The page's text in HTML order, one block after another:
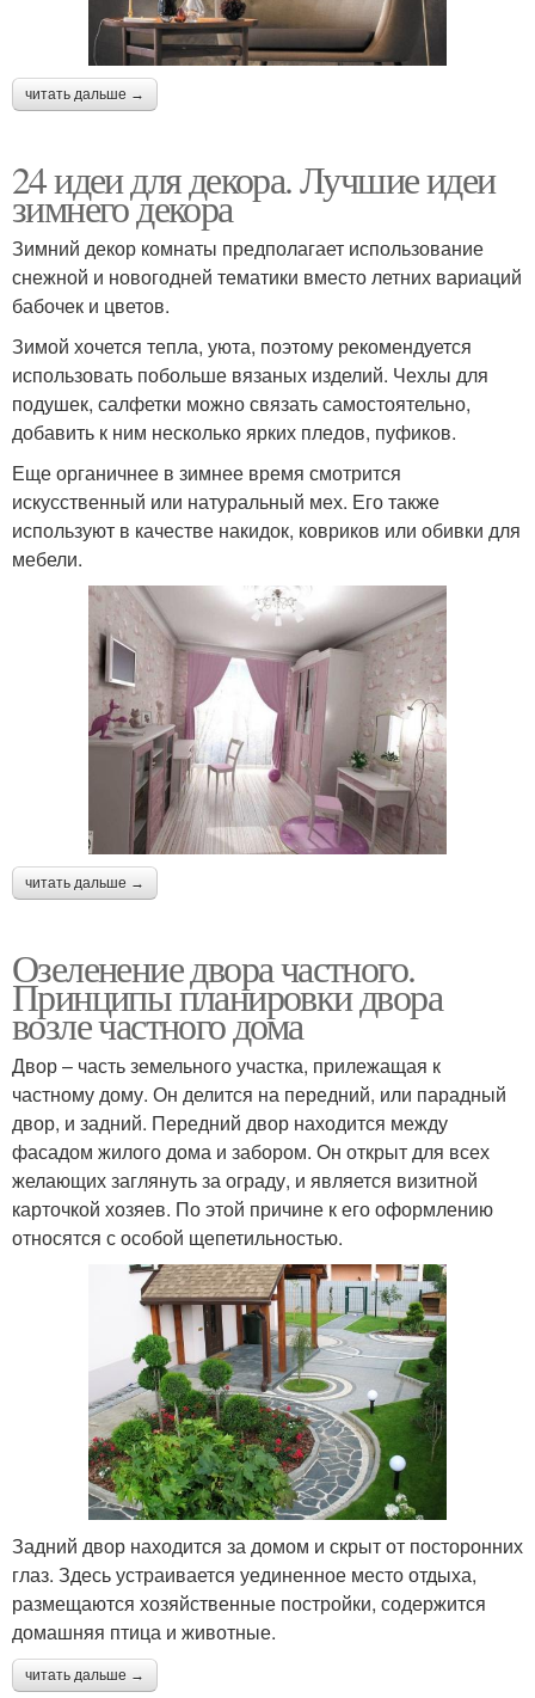
читать дальше →
24 идеи для декора. Лучшие идеи
зимнего декора
Зимний декор комнаты предполагает использование
снежной и новогодней тематики вместо летних вариаций
бабочек и цветов.
Зимой хочется тепла, уюта, поэтому рекомендуется
использовать побольше вязаных изделий. Чехлы для
подушек, салфетки можно связать самостоятельно,
добавить к ним несколько ярких пледов, пуфиков.
Еще органичнее в зимнее время смотрится
искусственный или натуральный мех. Его также
используют в качестве накидок, ковриков или обивки для
мебели.
читать дальше →
Озеленение двора частного.
Принципы планировки двора
возле частного дома
Двор – часть земельного участка, прилежащая к
частному дому. Он делится на передний, или парадный
двор, и задний. Передний двор находится между
фасадом жилого дома и забором. Он открыт для всех
желающих заглянуть за ограду, и является визитной
карточкой хозяев. По этой причине к его оформлению
относятся с особой щепетильностью.
Задний двор находится за домом и скрыт от посторонних
глаз. Здесь устраивается уединенное место отдыха,
размещаются хозяйственные постройки, содержится
домашняя птица и животные.
читать дальше →